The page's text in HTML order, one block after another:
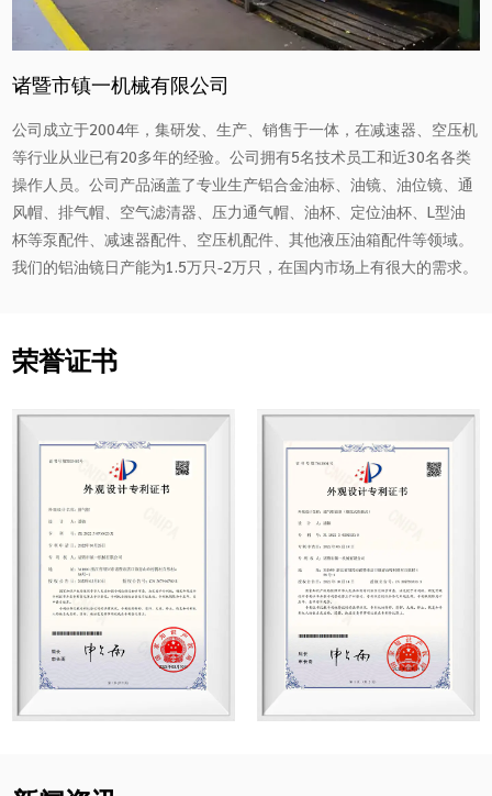
诸暨市镇一机械有限公司
公司成立于2004年，集研发、生产、销售于一体，在减速器、空压机
等行业从业已有20多年的经验。公司拥有5名技术员工和近30名各类
操作人员。公司产品涵盖了专业生产铝合金油标、油镜、油位镜、通
风帽、排气帽、空气滤清器、压力通气帽、油杯、定位油杯、L型油
杯等泵配件、减速器配件、空压机配件、其他液压油箱配件等领域。
我们的铝油镜日产能为1.5万只-2万只，在国内市场上有很大的需求。
荣誉证书